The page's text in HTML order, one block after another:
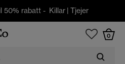
50% rabatt - Killar| Tjejer
0